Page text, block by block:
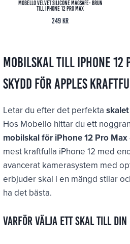
Mobello Velvet Silicone MagSafe- Brun
till iPhone 12 Pro Max
249 kr
Mobilskal till iPhone 12
skydd för Apples
Letar du efter det perfekta
Hos Mobello hittar du ett
mobilskal för iPhone 12 Pro Max
mest kraftfulla iPhone 12 med
avancerat kamerasystem med
erbjuder skal i en mängd stilar
ha det bästa.
Varför välja ett skal till din